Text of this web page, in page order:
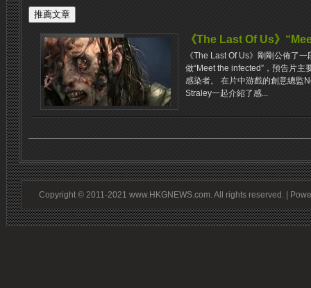
《The Last Of Us》
《The Last Of Us》剛剛公佈了
做“Meet the infected”，預告片
感染者。 在片中游戲的創意總監
Straley一起介紹了感...
Copyright © 2011-2021 www.HKGNEWS.com. All rights reserved. |